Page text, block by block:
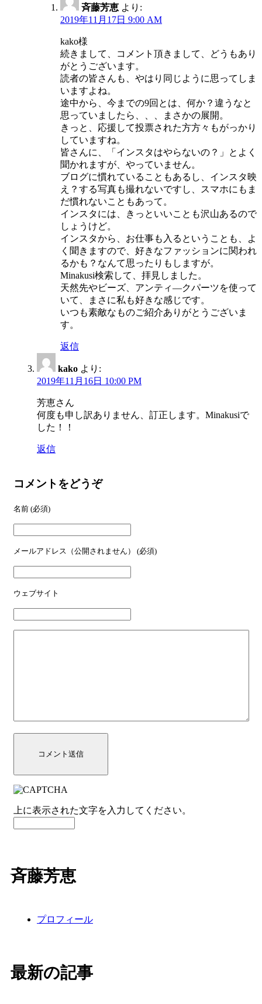
斉藤芳恵 より:
2019年11月17日 9:00 AM
kako様
続きまして、コメント頂きまして、どうもあり
がとうございます。
読者の皆さんも、やはり同じように思ってしま
いますよね。
途中から、今までの9回とは、何か？違うなと
思っていましたら、、、まさかの展開。
きっと、応援して投票された方方々もがっかり
していますね。
皆さんに、「インスタはやらないの？」とよく
聞かれますが、やっていません。
ブログに慣れていることもあるし、インスタ映
え？する写真も撮れないですし、スマホにもま
だ慣れないこともあって。
インスタには、きっといいことも沢山あるので
しょうけど。
インスタから、お仕事も入るということも、よ
く聞きますので、好きなファッションに関われ
るかも？なんて思ったりもしますが。
Minakusi検索して、拝見しました。
天然先やビーズ、アンティ―クパーツを使って
いて、まさに私も好きな感じです。
いつも素敵なものご紹介ありがとうございま
す。
返信
kako より:
2019年11月16日 10:00 PM
芳恵さん
何度も申し訳ありません、訂正します。Minakusiで
した！！
返信
コメントをどうぞ
名前 (必須)
メールアドレス（公開されません） (必須)
ウェブサイト
コメント送信
上に表示された文字を入力してください。
斉藤芳恵
プロフィール
最新の記事